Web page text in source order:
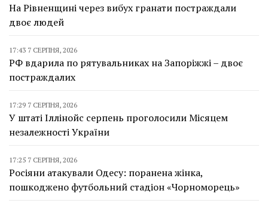
На Рівненщині через вибух гранати постраждали
двоє людей
17:43 7 СЕРПНЯ, 2026
РФ вдарила по рятувальниках на Запоріжжі – двоє
постраждалих
17:29 7 СЕРПНЯ, 2026
У штаті Іллінойс серпень проголосили Місяцем
незалежності України
17:25 7 СЕРПНЯ, 2026
Росіяни атакували Одесу: поранена жінка,
пошкоджено футбольний стадіон «Чорноморець»